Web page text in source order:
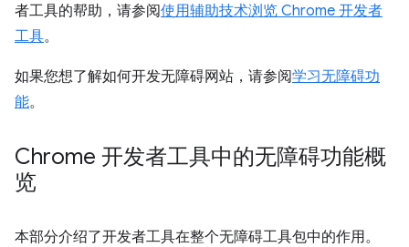
者工具的帮助，请参阅使用辅助技术浏览 Chrome 开发者
工具。
如果您想了解如何开发无障碍网站，请参阅学习无障碍功
能。
Chrome 开发者工具中的无障碍功能概
览
本部分介绍了开发者工具在整个无障碍工具包中的作用。